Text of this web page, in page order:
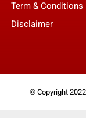
Term & Conditions
Disclaimer
© Copyright